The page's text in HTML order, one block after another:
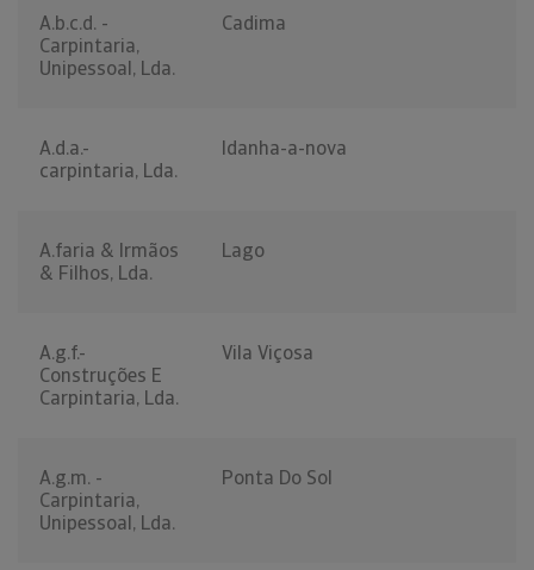
A.b.c.d. -
Carpintaria,
Unipessoal, Lda.
Cadima
A.d.a.-
carpintaria, Lda.
Idanha-a-nova
A.faria & Irmãos
& Filhos, Lda.
Lago
A.g.f.-
Construções E
Carpintaria, Lda.
Vila Viçosa
A.g.m. -
Carpintaria,
Unipessoal, Lda.
Ponta Do Sol